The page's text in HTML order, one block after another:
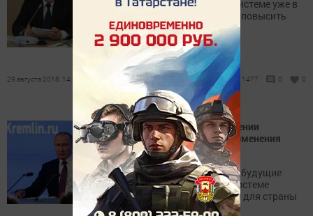
Изменения в пенсионной системе уже в
следующем году позволят повысить
пенсии на 7 процентов.
29 августа 2018, 14:18 1477 0 0
Владимир Путин о повышении
пенсионного возраста: «Изменения
были неизбежны»
Президент России считает будущие
изменения в пенсионной системе
трудным, но необходимым для страны
решением.